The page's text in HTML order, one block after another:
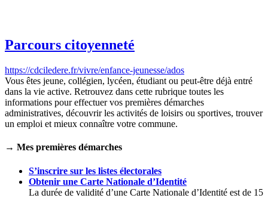
Parcours citoyenneté
https://cdciledere.fr/vivre/enfance-jeunesse/ados
Vous êtes jeune, collégien, lycéen, étudiant ou peut-être déjà entré
dans la vie active. Retrouvez dans cette rubrique toutes les
informations pour effectuer vos premières démarches
administratives, découvrir les activités de loisirs ou sportives, trouver
un emploi et mieux connaître votre commune.
→ Mes premières démarches
S’inscrire sur les listes électorales
Obtenir une Carte Nationale d’Identité
La durée de validité d’une Carte Nationale d’Identité est de 15